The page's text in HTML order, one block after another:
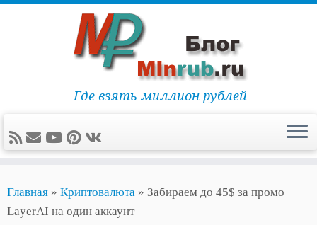
содержимому
Где взять миллион рублей
Главная » Криптовалюта » Забираем до 45$ за промо
LayerAI на один аккаунт